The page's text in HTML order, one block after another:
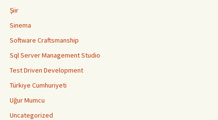
Şiir
Sinema
Software Craftsmanship
Sql Server Management Studio
Test Driven Development
Türkiye Cumhuriyeti
Uğur Mumcu
Uncategorized